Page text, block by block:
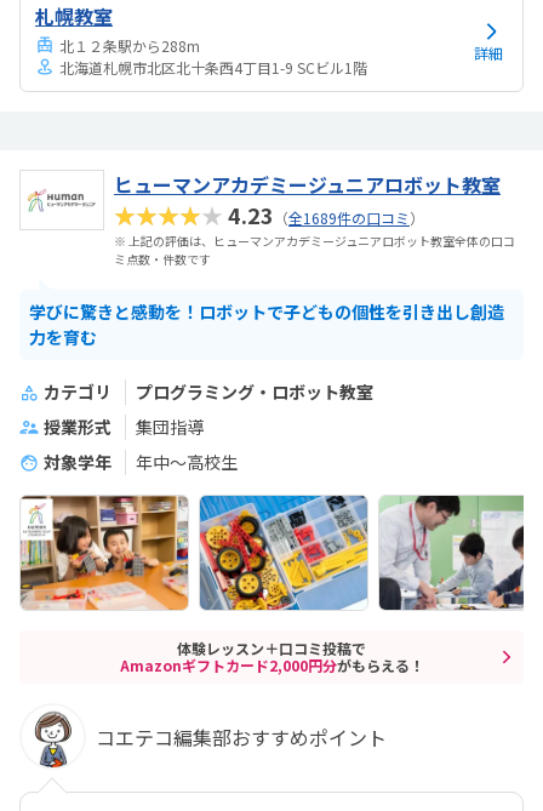
札幌教室
北１２条駅から288m
北海道札幌市北区北十条西4丁目1-9 SCビル1階
詳細
ヒューマンアカデミージュニアロボット教室
★★★★★4.23 （全1689件の口コミ）
※ 上記の評価は、ヒューマンアカデミージュニアロボット教室全体の口コ
ミ点数・件数です
学びに驚きと感動を！ロボットで子どもの個性を引き出し創造
力を育む
カテゴリ
プログラミング・ロボット教室
授業形式
集団指導
対象学年
年中～高校生
体験レッスン＋口コミ投稿で
Amazonギフトカード2,000円分がもらえる！
コエテコ編集部おすすめポイント